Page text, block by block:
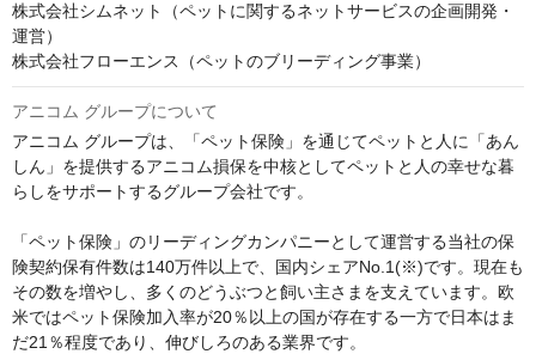
株式会社シムネット（ペットに関するネットサービスの企画開発・
運営）
株式会社フローエンス（ペットのブリーディング事業）
アニコム グループについて
アニコム グループは、「ペット保険」を通じてペットと人に「あん
しん」を提供するアニコム損保を中核としてペットと人の幸せな暮
らしをサポートするグループ会社です。
「ペット保険」のリーディングカンパニーとして運営する当社の保
険契約保有件数は140万件以上で、国内シェアNo.1(※)です。現在も
その数を増やし、多くのどうぶつと飼い主さまを支えています。欧
米ではペット保険加入率が20％以上の国が存在する一方で日本はま
だ21％程度であり、伸びしろのある業界です。